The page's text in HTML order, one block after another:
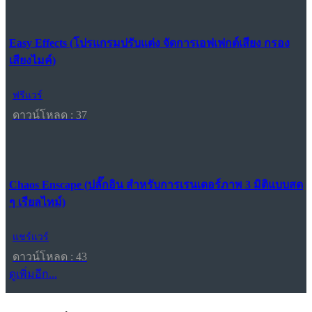
Easy Effects (โปรแกรมปรับแต่ง จัดการเอฟเฟกต์เสียง กรอง
เสียงไมค์)
ฟรีแวร์
ดาวน์โหลด : 37
Chaos Enscape (ปลั๊กอิน สำหรับการเรนเดอร์ภาพ 3 มิติแบบสด
ๆ เรียลไทม์)
แชร์แวร์
ดาวน์โหลด : 43
ดูเพิ่มอีก...